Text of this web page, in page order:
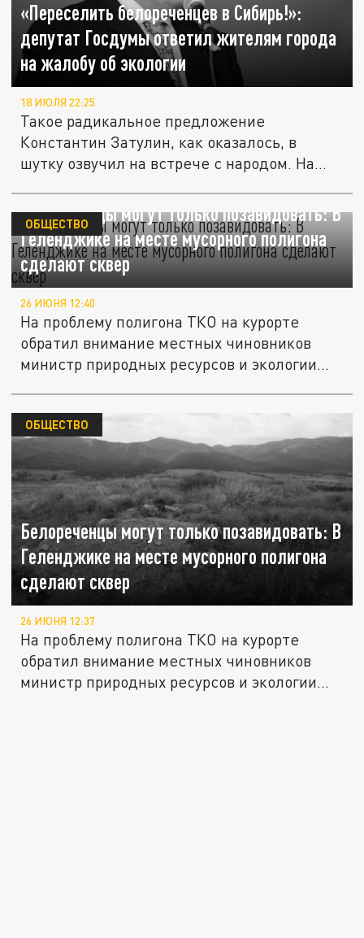
«Переселить белореченцев в Сибирь!»:
депутат Госдумы ответил жителям города
на жалобу об экологии
18 ИЮЛЯ 22:25
Такое радикальное предложение
Константин Затулин, как оказалось, в
шутку озвучил на встрече с народом. На
Белореченцы могут только позавидовать: В
Геленджике на месте мусорного полигона
сделают сквер
ОБЩЕСТВО
26 ИЮНЯ 12:40
На проблему полигона ТКО на курорте
обратил внимание местных чиновников
министр природных ресурсов и экологии...
Белореченцы могут только позавидовать: В
Геленджике на месте мусорного полигона
сделают сквер
ОБЩЕСТВО
26 ИЮНЯ 12:37
На проблему полигона ТКО на курорте
обратил внимание местных чиновников
министр природных ресурсов и экологии...